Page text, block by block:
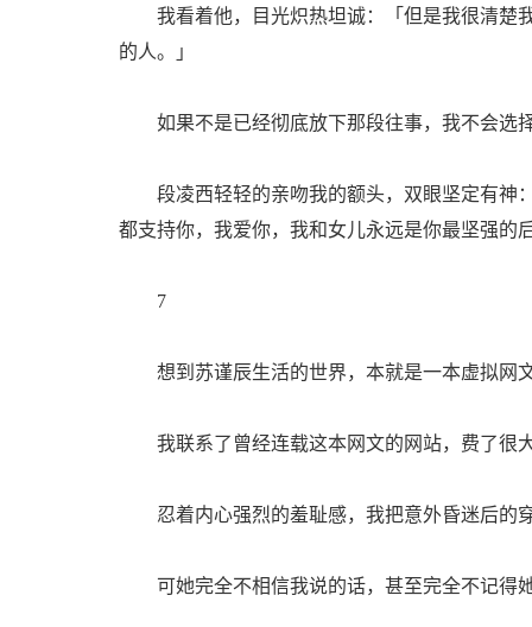
我看着他，目光炽热坦诚：「但是我很清楚
的人。」
如果不是已经彻底放下那段往事，我不会选
段凌西轻轻的亲吻我的额头，双眼坚定有神
都支持你，我爱你，我和女儿永远是你最坚强的
7
想到苏谨辰生活的世界，本就是一本虚拟网
我联系了曾经连载这本网文的网站，费了很
忍着内心强烈的羞耻感，我把意外昏迷后的
可她完全不相信我说的话，甚至完全不记得